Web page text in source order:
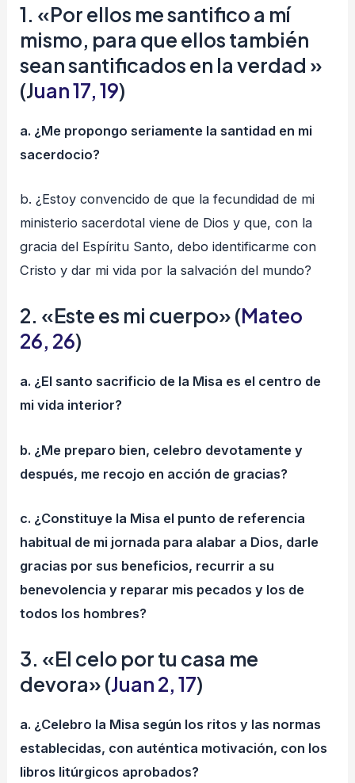
1. «Por ellos me santifico a mí
mismo, para que ellos también
sean santificados en la verdad »
(Juan 17, 19)
a. ¿Me propongo seriamente la santidad en mi
sacerdocio?
b. ¿Estoy convencido de que la fecundidad de mi
ministerio sacerdotal viene de Dios y que, con la
gracia del Espíritu Santo, debo identificarme con
Cristo y dar mi vida por la salvación del mundo?
2. «Este es mi cuerpo» (Mateo
26, 26)
a. ¿El santo sacrificio de la Misa es el centro de
mi vida interior?
b. ¿Me preparo bien, celebro devotamente y
después, me recojo en acción de gracias?
c. ¿Constituye la Misa el punto de referencia
habitual de mi jornada para alabar a Dios, darle
gracias por sus beneficios, recurrir a su
benevolencia y reparar mis pecados y los de
todos los hombres?
3. «El celo por tu casa me
devora» (Juan 2, 17)
a. ¿Celebro la Misa según los ritos y las normas
establecidas, con auténtica motivación, con los
libros litúrgicos aprobados?